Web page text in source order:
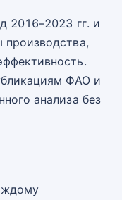
2016–2023 гг. и
производства,
ФАО и
анализа без